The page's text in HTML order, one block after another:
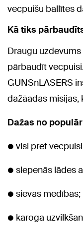
vecpuišu ballītes
Kā tiks
Draugu
pārbaudīt
GUNSnLASERS
dažāadas misijas,
Dažas no
● visi pret
● slepenās lādes
● sievas medības;
● karoga